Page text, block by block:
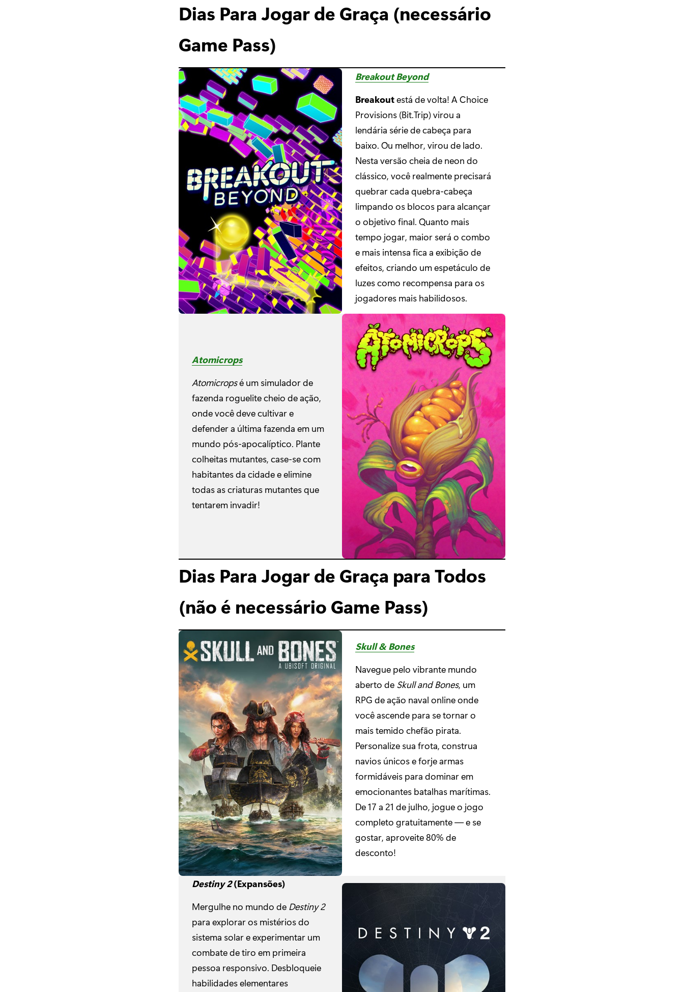
Dias Para Jogar de Graça (necessário
Game Pass)
Breakout Beyond
Breakoutestá de volta! A Choice
Provisions (Bit.Trip) virou a
lendária série de cabeça para
baixo. Ou melhor, virou de lado.
Nesta versão cheia de neon do
clássico, você realmente precisará
quebrar cada quebra-cabeça
limpando os blocos para alcançar
o objetivo final. Quanto mais
tempo jogar, maior será o combo
e mais intensa fica a exibição de
efeitos, criando um espetáculo de
luzes como recompensa para os
jogadores mais habilidosos.
Atomicrops
Atomicropsé um simulador de
fazenda roguelite cheio de ação,
onde você deve cultivar e
defender a última fazenda em um
mundo pós-apocalíptico. Plante
colheitas mutantes, case-se com
habitantes da cidade e elimine
todas as criaturas mutantes que
tentarem invadir!
Dias Para Jogar de Graça para Todos
(não é necessário Game Pass)
Skull & Bones
Navegue pelo vibrante mundo
aberto de Skull and Bones, um
RPG de ação naval online onde
você ascende para se tornar o
mais temido chefão pirata.
Personalize sua frota, construa
navios únicos e forje armas
formidáveis para dominar em
emocionantes batalhas marítimas.
De 17 a 21 de julho, jogue o jogo
completo gratuitamente — e se
gostar, aproveite 80% de
desconto!
Destiny 2(Expansões)
Mergulhe no mundo de Destiny 2
para explorar os mistérios do
sistema solar e experimentar um
combate de tiro em primeira
pessoa responsivo. Desbloqueie
habilidades elementares